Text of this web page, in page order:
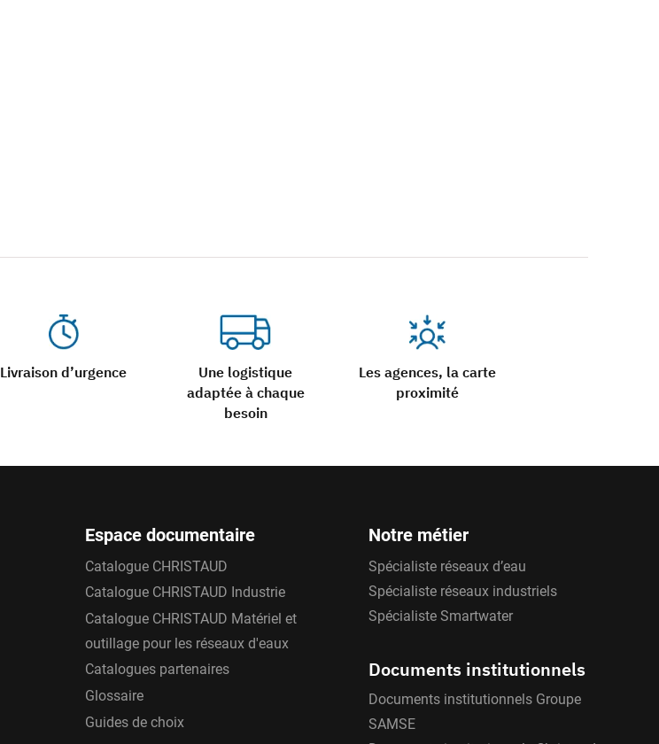
Livraison d’urgence
Une logistique
adaptée à chaque
besoin
Les agences, la carte
proximité
Espace documentaire
Catalogue CHRISTAUD
Catalogue CHRISTAUD Industrie
Catalogue CHRISTAUD Matériel et
outillage pour les réseaux d'eaux
Catalogues partenaires
Glossaire
Guides de choix
Notre métier
Spécialiste réseaux d’eau
Spécialiste réseaux industriels
Spécialiste Smartwater
Documents institutionnels
Documents institutionnels Groupe
SAMSE